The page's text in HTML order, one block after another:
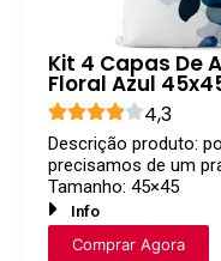
Kit 4 Capas De
Floral Azul
4,3
Descrição produto:
precisamos de um
Tamanho: 45×45
Info
Comprar Agora